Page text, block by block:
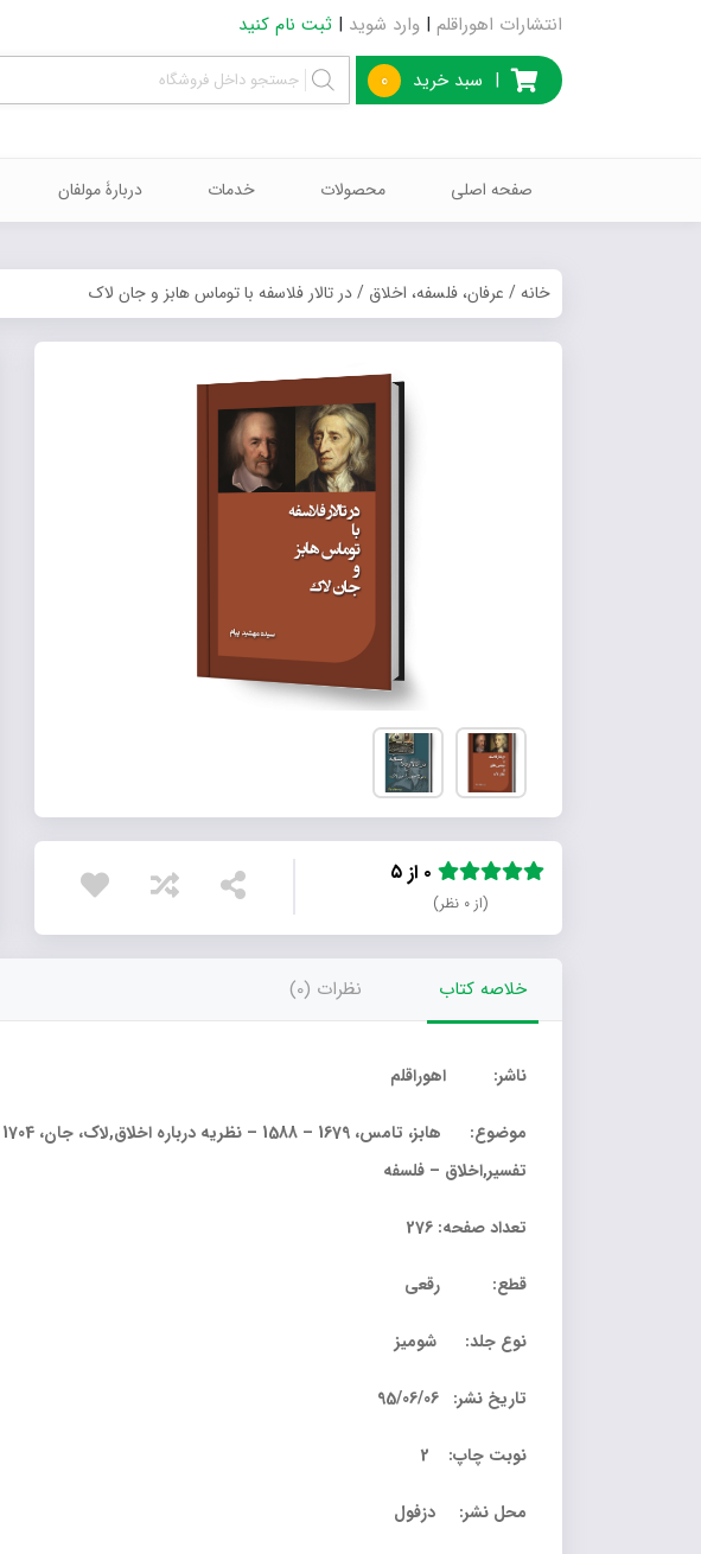
انتشارات اهوراقلم | وارد شوید | ثبت نام کنید
| سبد خرید 0
صفحه اصلی محصولات خدمات دربارۀ مولفان
خانه/ عرفان، فلسفه، اخلاق / در تالار فلاسفه با توماس هابز و جان لاک
(از ۰ نظر)
خلاصه کتاب نظرات (0)
ناشر: اهوراقلم
تفسیر,اخلاق – فلسفه
تعداد صفحه: 276
قطع: رقعی
نوع جلد: شومیز
تاریخ نشر: 95/06/06
نوبت چاپ: 2
محل نشر: دزفول